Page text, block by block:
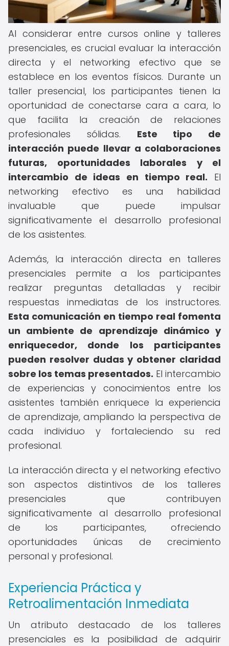
Al considerar entre cursos online y talleres
presenciales, es crucial evaluar la interacción
directa y el networking efectivo que se
establece en los eventos físicos. Durante un
taller presencial, los participantes tienen la
oportunidad de conectarse cara a cara, lo
que facilita la creación de relaciones
profesionales sólidas. Este tipo de
interacción puede llevar a colaboraciones
futuras, oportunidades laborales y el
intercambio de ideas en tiempo real. El
networking efectivo es una habilidad
invaluable que puede impulsar
significativamente el desarrollo profesional
de los asistentes.
Además, la interacción directa en talleres
presenciales permite a los participantes
realizar preguntas detalladas y recibir
respuestas inmediatas de los instructores.
Esta comunicación en tiempo real fomenta
un ambiente de aprendizaje dinámico y
enriquecedor, donde los participantes
pueden resolver dudas y obtener claridad
sobre los temas presentados. El intercambio
de experiencias y conocimientos entre los
asistentes también enriquece la experiencia
de aprendizaje, ampliando la perspectiva de
cada individuo y fortaleciendo su red
profesional.
La interacción directa y el networking efectivo
son aspectos distintivos de los talleres
presenciales que contribuyen
significativamente al desarrollo profesional
de los participantes, ofreciendo
oportunidades únicas de crecimiento
personal y profesional.
Experiencia Práctica y
Retroalimentación Inmediata
Un atributo destacado de los talleres
presenciales es la posibilidad de adquirir